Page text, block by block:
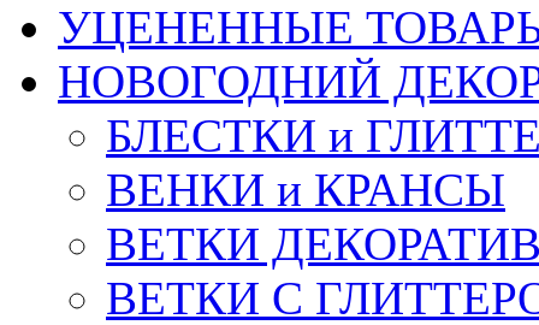
УЦЕНЕННЫЕ
НОВОГОДНИЙ
БЛЕСТКИ и
ВЕНКИ и КРАНСЫ
ВЕТКИ
ВЕТКИ С